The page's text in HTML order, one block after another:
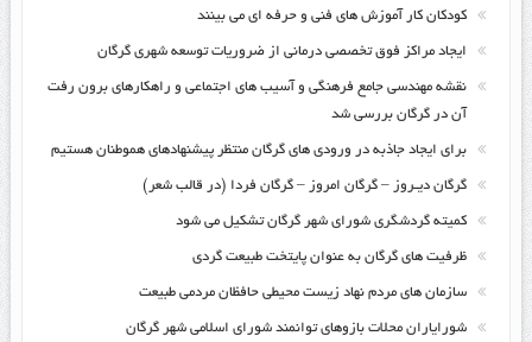
کودکان کار آموزش های فنی و حرفه ای می بینند
ایجاد مراکز فوق تخصصی درمانی از ضروریات توسعه شهری گرگان
نقشه مهندسی جامع فرهنگی و آسیب های اجتماعی و راهکارهای برون رفت
آن در گرگان بررسی شد
برای ایجاد جاذبه در ورودی های گرگان منتظر پیشنهادهای هموطنان هستیم
گرگان دیـروز – گرگان امروز – گرگان فردا (در قالب شعر)
کمیته گردشگری شورای شهر گرگان تشکیل می شود
ظرفیت های گرگان به عنوان پایتخت طبیعت گردی
سازمان های مردم نهاد زیست محیطی حافظان مردمی طبیعت
شورایاران محلات بازوهای توانمند شورای اسلامی شهر گرگان